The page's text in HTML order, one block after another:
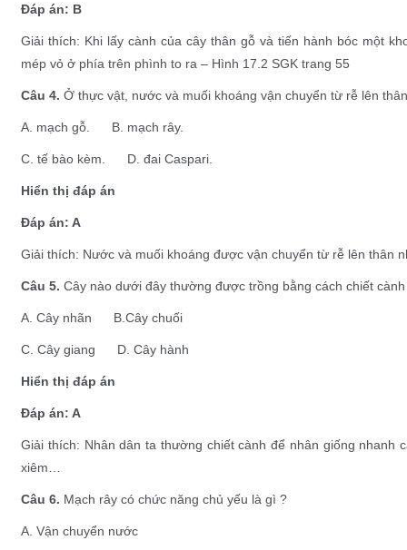
Đáp án: B
Giải thích: Khi lấy cành của cây thân gỗ và tiến hành bóc một
mép vỏ ở phía trên phình to ra – Hình 17.2 SGK trang 55
Câu 4. Ở thực vật, nước và muối khoáng vận chuyển từ rễ lên
A. mạch gỗ. B. mạch rây.
C. tế bào kèm. D. đai Caspari.
Hiển thị đáp án
Đáp án: A
Giải thích: Nước và muối khoáng được vận chuyển từ rễ lên thân
Câu 5. Cây nào dưới đây thường được trồng bằng cách chiết
A. Cây nhãn B.Cây chuối
C. Cây giang D. Cây hành
Hiển thị đáp án
Đáp án: A
Giải thích: Nhân dân ta thường chiết cành để nhân giống nhanh
xiêm…
Câu 6. Mạch rây có chức năng chủ yếu là gì ?
A. Vận chuyển nước